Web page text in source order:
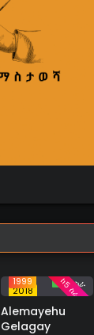
2018
1999 18 ስራ
ከ5 ስራ በላይ
Alemayehu
Gelagay